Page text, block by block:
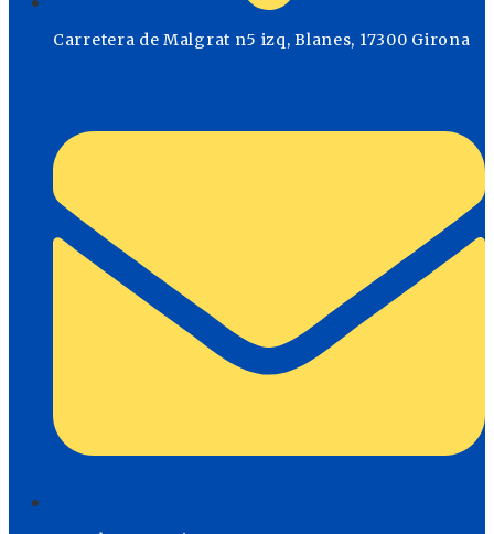
Carretera de Malgrat n5 izq, Blanes, 17300 Girona